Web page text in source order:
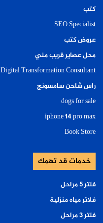
كتب
SEO Specialist
عروض كتب
محل عصاير قريب مني
Digital Transformation Consultant
راس شاحن سامسونج
dogs for sale
iphone 14 pro max
Book Store
خدمات قد تهمك
فلتر ٥ مراحل
فلاتر مياه منزلية
فلتر ٣ مراحل